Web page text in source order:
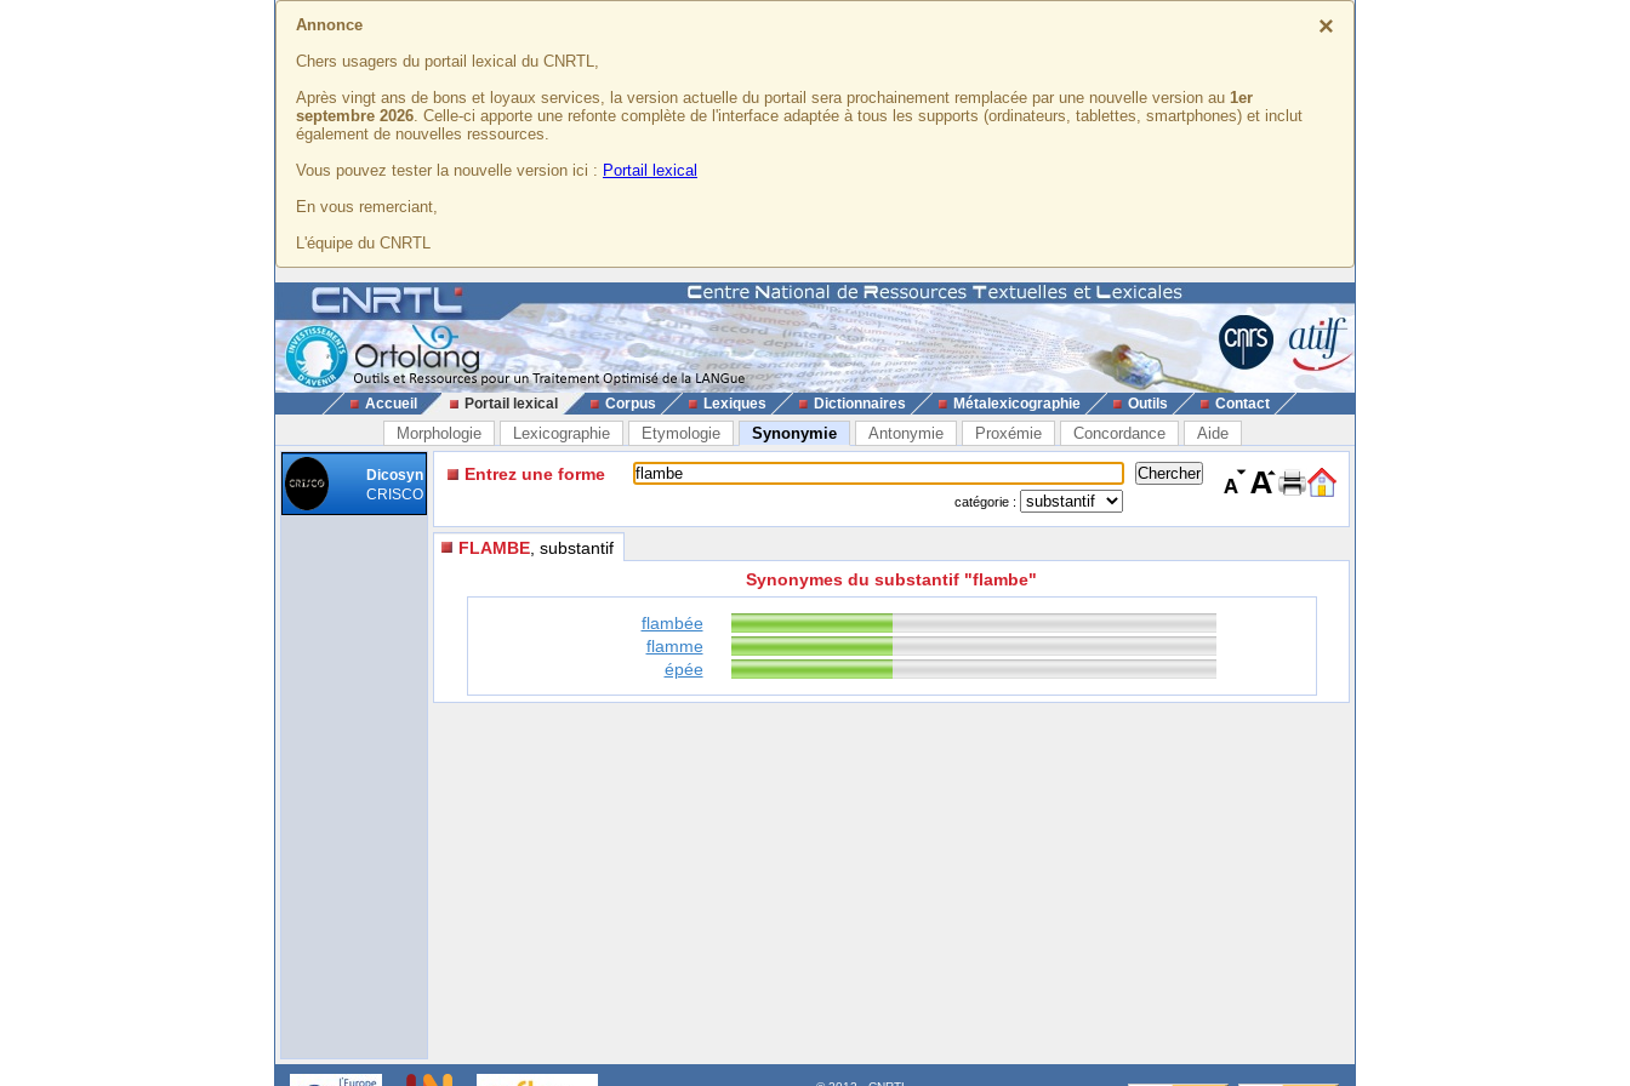
×
Annonce
Chers usagers du portail lexical du CNRTL,
Après vingt ans de bons et loyaux services, la version actuelle du portail sera prochainement remplacée par une nouvelle version au 1er
septembre 2026. Celle-ci apporte une refonte complète de l'interface adaptée à tous les supports (ordinateurs, tablettes, smartphones) et inclut
également de nouvelles ressources.
Vous pouvez tester la nouvelle version ici : Portail lexical
En vous remerciant,
L'équipe du CNRTL
Accueil Portail lexical Corpus Lexiques Dictionnaires Métalexicographie Outils Contact
Morphologie Lexicographie Etymologie Synonymie Antonymie Proxémie Concordance Aide
Dicosyn
CRISCO
Entrez une forme
catégorie :
FLAMBE , substantif
Synonymes du substantif "flambe"
flambée
flamme
épée